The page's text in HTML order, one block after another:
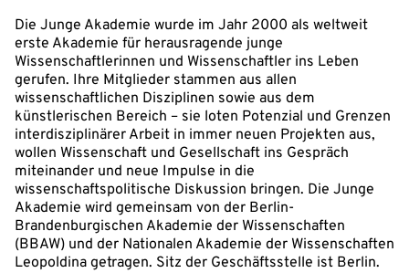
Die Junge Akademie wurde im Jahr 2000 als weltweit
erste Akademie für herausragende junge
Wissenschaftlerinnen und Wissenschaftler ins Leben
gerufen. Ihre Mitglieder stammen aus allen
wissenschaftlichen Disziplinen sowie aus dem
künstlerischen Bereich – sie loten Potenzial und Grenzen
interdisziplinärer Arbeit in immer neuen Projekten aus,
wollen Wissenschaft und Gesellschaft ins Gespräch
miteinander und neue Impulse in die
wissenschaftspolitische Diskussion bringen. Die Junge
Akademie wird gemeinsam von der Berlin-
Brandenburgischen Akademie der Wissenschaften
(BBAW) und der Nationalen Akademie der Wissenschaften
Leopoldina getragen. Sitz der Geschäftsstelle ist Berlin.